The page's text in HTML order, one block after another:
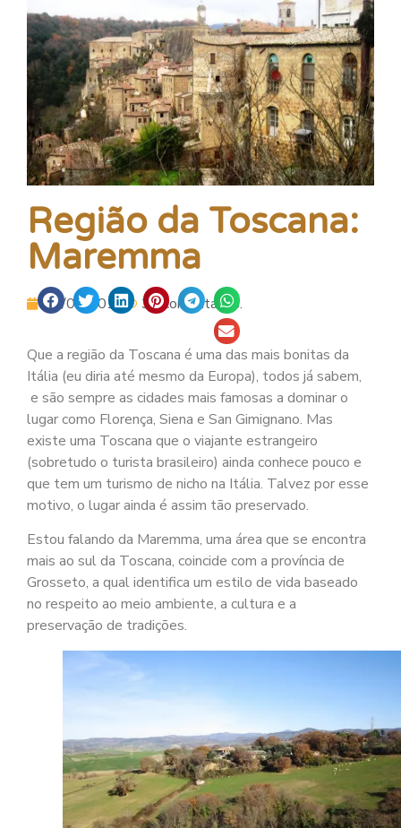
Região da Toscana:
Maremma
04/01/2013 30 comentários.
Que a região da Toscana é uma das mais bonitas da
Itália (eu diria até mesmo da Europa), todos já sabem,
e são sempre as cidades mais famosas a dominar o
lugar como Florença, Siena e San Gimignano. Mas
existe uma Toscana que o viajante estrangeiro
(sobretudo o turista brasileiro) ainda conhece pouco e
que tem um turismo de nicho na Itália. Talvez por esse
motivo, o lugar ainda é assim tão preservado.
Estou falando da Maremma, uma área que se encontra
mais ao sul da Toscana, coincide com a província de
Grosseto, a qual identifica um estilo de vida baseado
no respeito ao meio ambiente, a cultura e a
preservação de tradições.